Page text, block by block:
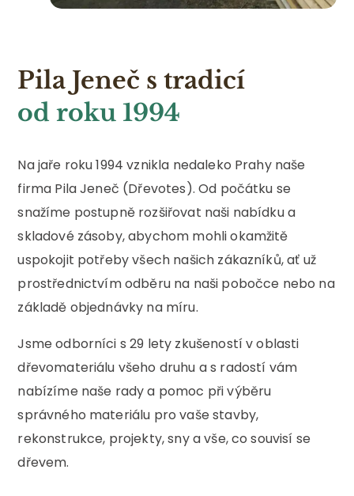
Pila Jeneč s tradicí
od roku 1994
Na jaře roku 1994 vznikla nedaleko Prahy naše
firma Pila Jeneč (Dřevotes). Od počátku se
snažíme postupně rozšiřovat naši nabídku a
skladové zásoby, abychom mohli okamžitě
uspokojit potřeby všech našich zákazníků, ať už
prostřednictvím odběru na naši pobočce nebo na
základě objednávky na míru.
Jsme odborníci s 29 lety zkušeností v oblasti
dřevomateriálu všeho druhu a s radostí vám
nabízíme naše rady a pomoc při výběru
správného materiálu pro vaše stavby,
rekonstrukce, projekty, sny a vše, co souvisí se
dřevem.